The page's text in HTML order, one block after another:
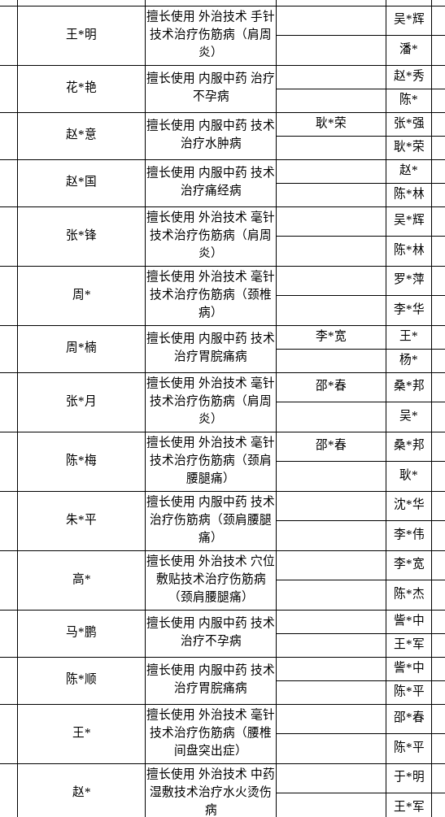
王*明
擅长使用 外治技术 手针
技术治疗伤筋病（肩周
炎）
吴*辉
潘*
花*艳
擅长使用 内服中药 治疗
不孕病
赵*秀
陈*
赵*意
擅长使用 内服中药 技术
治疗水肿病
耿*荣 张*强
耿*荣
赵*国
擅长使用 内服中药 技术
治疗痛经病
赵*
陈*林
张*锋
擅长使用 外治技术 毫针
技术治疗伤筋病（肩周
炎）
吴*辉
陈*林
周*
擅长使用 外治技术 毫针
技术治疗伤筋病（颈椎
病）
罗*萍
李*华
周*楠
擅长使用 内服中药 技术
治疗胃脘痛病
李*宽 王*
杨*
张*月
擅长使用 外治技术 毫针
技术治疗伤筋病（肩周
炎）
邵*春 桑*邦
吴*
陈*梅
擅长使用 外治技术 毫针
技术治疗伤筋病（颈肩
腰腿痛）
邵*春 桑*邦
耿*
朱*平
擅长使用 内服中药 技术
治疗伤筋病（颈肩腰腿
痛）
沈*华
李*伟
高*
擅长使用 外治技术 穴位
敷贴技术治疗伤筋病
（颈肩腰腿痛）
李*宽
陈*杰
马*鹏
擅长使用 内服中药 技术
治疗不孕病
訾*中
王*军
陈*顺
擅长使用 内服中药 技术
治疗胃脘痛病
訾*中
陈*平
王*
擅长使用 外治技术 毫针
技术治疗伤筋病（腰椎
间盘突出症）
邵*春
陈*平
赵*
擅长使用 外治技术 中药
湿敷技术治疗水火烫伤
病
于*明
王*军